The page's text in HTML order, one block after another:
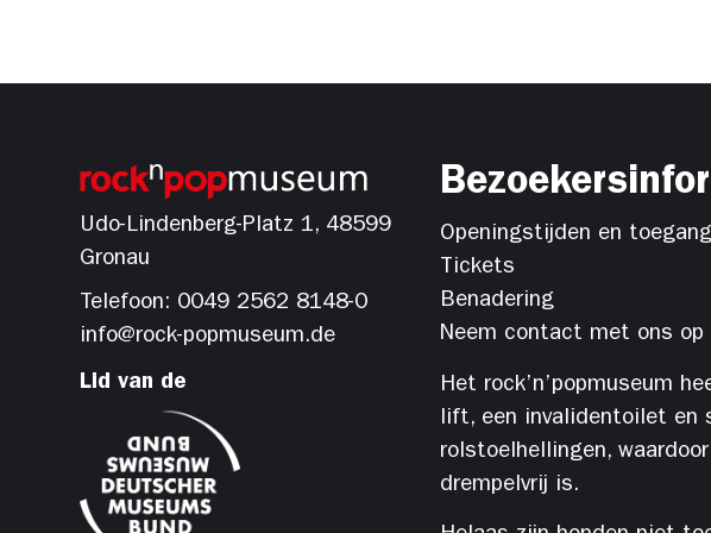
Udo-Lindenberg-Platz 1, 48599
Gronau
Telefoon: 0049 2562 8148-0
info@rock-popmuseum.de
Lid van de
Openingstijden en toegang
Tickets
Benadering
Neem contact met ons op
Het rock’n’popmuseum
lift, een invalidentoilet en
rolstoelhellingen,
drempelvrij is.